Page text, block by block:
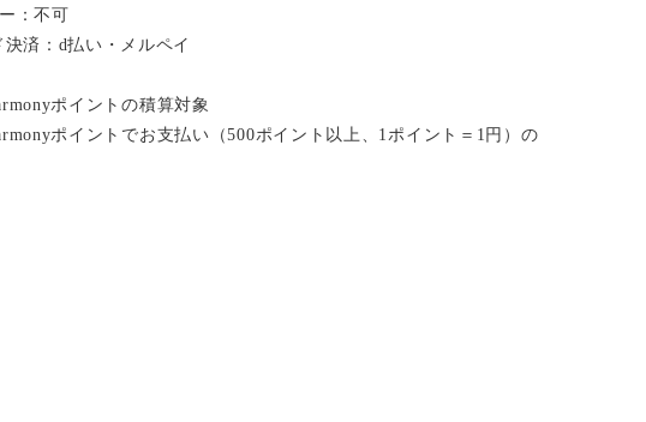
：不可
決済：d払い・メルペイ
ポイントの積算対象
ポイントでお支払い（500ポイント以上、1ポイント＝1円）の